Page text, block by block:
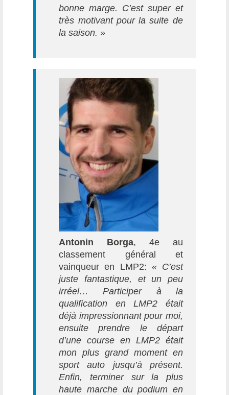
bonne marge. C’est super et
très motivant pour la suite de
la saison. »
Antonin Borga, 4e au
classement général et
vainqueur en LMP2: « C’est
juste fantastique, et un peu
irréel… Participer à la
qualification en LMP2 était
déjà impressionnant pour moi,
ensuite prendre le départ
d’une course en LMP2 était
mon plus grand moment en
sport auto jusqu’à présent.
Enfin, terminer sur la plus
haute marche du podium en